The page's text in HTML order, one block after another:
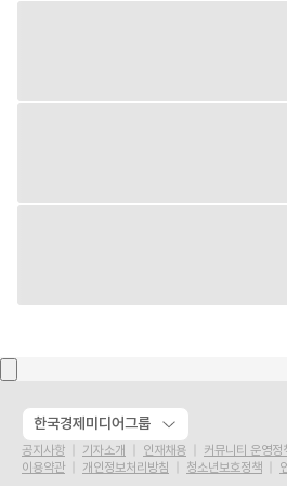
한국경제미디어그룹
공지사항 기자소개 인재채용
커뮤니티 운영정
이용약관
개인정보처리방침 청소년보호정책